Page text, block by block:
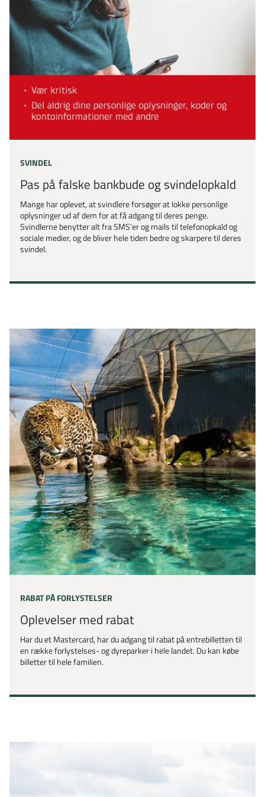
SVINDEL
Pas på falske bankbude og svindelopkald
Mange har oplevet, at svindlere forsøger at lokke personlige
oplysninger ud af dem for at få adgang til deres penge.
Svindlerne benytter alt fra SMS’er og mails til telefonopkald og
sociale medier, og de bliver hele tiden bedre og skarpere til deres
svindel.
RABAT PÅ FORLYSTELSER
Oplevelser med rabat
Har du et Mastercard, har du adgang til rabat på entrebilletten til
en række forlystelses- og dyreparker i hele landet. Du kan købe
billetter til hele familien.